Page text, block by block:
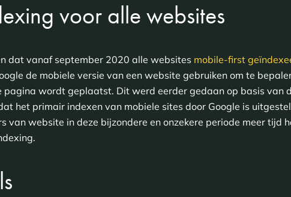
voor alle websites
dat vanaf september 2020 alle websites mobile-first
de mobiele versie van een website gebruiken om te
pagina wordt geplaatst. Dit werd eerder gedaan op basis van
het primair indexen van mobiele sites door Google is
van website in deze bijzondere en onzekere periode meer tijd